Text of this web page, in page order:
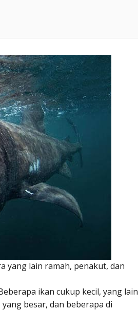
yang lain ramah, penakut, dan
ikan cukup kecil, yang lain
besar, dan beberapa di